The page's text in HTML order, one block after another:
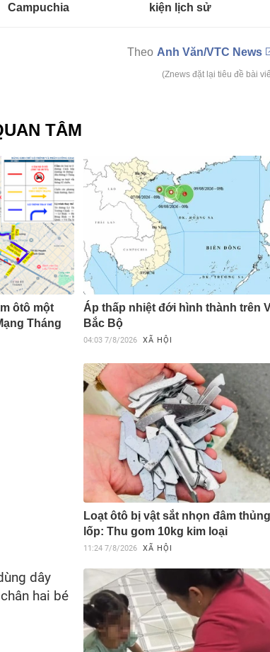
Campuchia
kiện lịch sử
Anh Văn/VTC News
(Znews đặt lại tiêu đề bài
TÂM
ôtô một
Tháng
Áp thấp nhiệt đới hình thành trên
Bắc Bộ
04:03 7/8/2026 XÃ HỘI
Loạt ôtô bị vật sắt nhọn đâm thủng
lốp: Thu gom 10kg kim loại
11:24 7/8/2026 XÃ HỘI